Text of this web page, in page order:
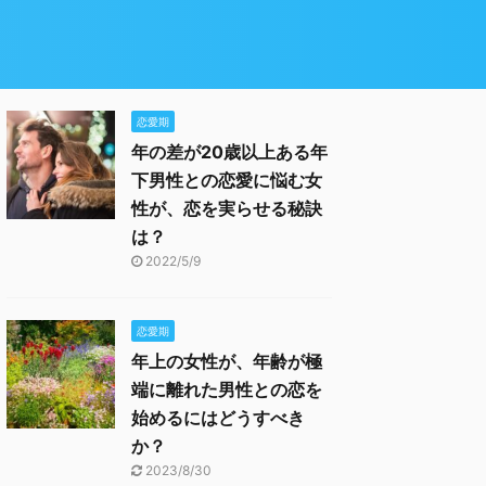
恋愛期
年の差が20歳以上ある年
下男性との恋愛に悩む女
性が、恋を実らせる秘訣
は？
2022/5/9
恋愛期
年上の女性が、年齢が極
端に離れた男性との恋を
始めるにはどうすべき
か？
2023/8/30